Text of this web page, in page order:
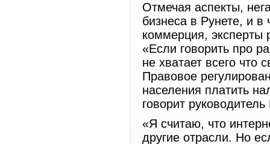
Отмечая аспекты,
бизнеса в Рунете, и в
коммерция,
«Если говорить про
не хватает всего что
Правовое
населения платить
говорит
«Я считаю, что
другие отрасли. Но